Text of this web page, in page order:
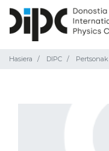
Hasiera DIPC Pertsonak